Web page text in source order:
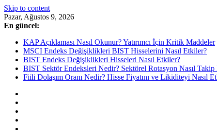
Skip to content
Pazar, Ağustos 9, 2026
En güncel:
KAP Açıklaması Nasıl Okunur? Yatırımcı İçin Kritik Maddeler
MSCI Endeks Değişiklikleri BIST Hisselerini Nasıl Etkiler?
BIST Endeks Değişiklikleri Hisseleri Nasıl Etkiler?
BIST Sektör Endeksleri Nedir? Sektörel Rotasyon Nasıl
Fiili Dolaşım Oranı Nedir? Hisse Fiyatını ve Likiditeyi Nasıl